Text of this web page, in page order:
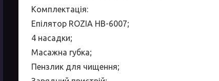
Комплектація:
Епілятор ROZIA HB-6007;
4 насадки;
Масажна губка;
Пензлик для чищення;